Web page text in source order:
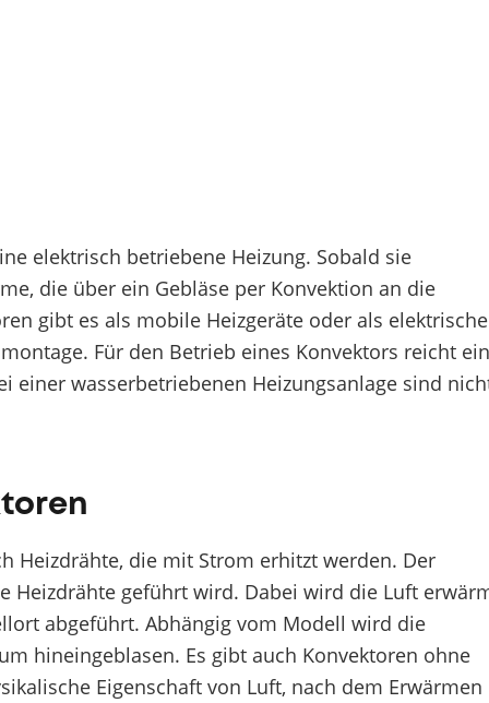
elektrisch betriebene Heizung. Sobald sie
die über ein Gebläse per Konvektion an die
gibt es als mobile Heizgeräte oder als elektrische
Für den Betrieb eines Konvektors reicht ein
einer wasserbetriebenen Heizungsanlage sind
Heizdrähte, die mit Strom erhitzt werden. Der
Heizdrähte geführt wird. Dabei wird die Luft
abgeführt. Abhängig vom Modell wird die
hineingeblasen. Es gibt auch Konvektoren ohne
Eigenschaft von Luft, nach dem Erwärmen